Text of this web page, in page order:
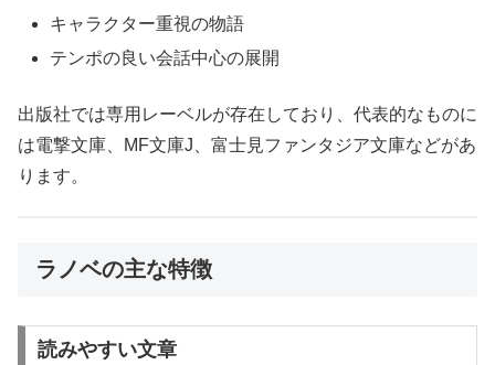
キャラクター重視の物語
テンポの良い会話中心の展開
出版社では専用レーベルが存在しており、代表的なものに
は電撃文庫、MF文庫J、富士見ファンタジア文庫などがあ
ります。
ラノベの主な特徴
読みやすい文章